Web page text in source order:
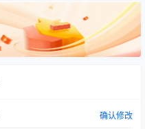
确认修改